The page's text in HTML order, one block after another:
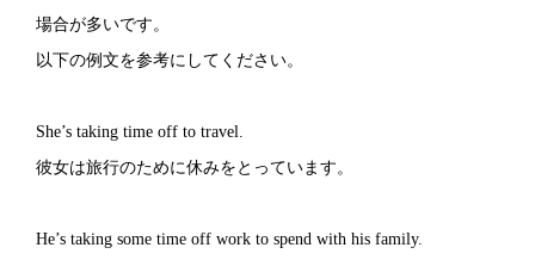
場合が多いです。
以下の例文を参考にしてください。
She’s taking time off to travel.
彼女は旅行のために休みをとっています。
He’s taking some time off work to spend with his family.